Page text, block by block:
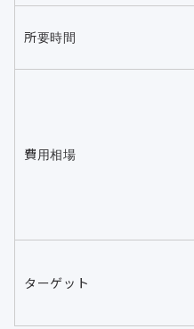
所要時間
費用相場
ターゲット